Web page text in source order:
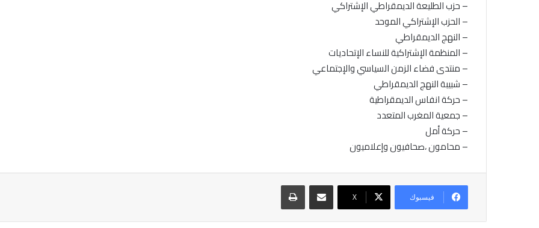
– حزب الطليعة الديمقراطي الإشتراكي
– الحزب الإشتراكي الموحد
– النهج الديمقراطي
– المنظمة الإشتراكية للنساء الإتحاديات
– منتدى فضاء الزمن السياسي والإجتماعي
– شبيبة النهج الديمقراطي
– حركة انفاس الديمقراطية
– جمعية المغرب المتعدد
– حركة أمل
– محامون ،صحافيون وإعلاميون
فيسبوك X
مشاركة عبر البريد طباعة